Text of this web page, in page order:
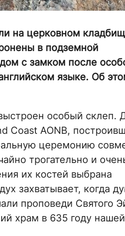
на церковном
в подземной
с замком после
языке. Об
особый склеп.
Coast AONB,
церемонию
трогательно и
их костей выбрана
захватывает, когда
проповеди Святого
храм в 635 году